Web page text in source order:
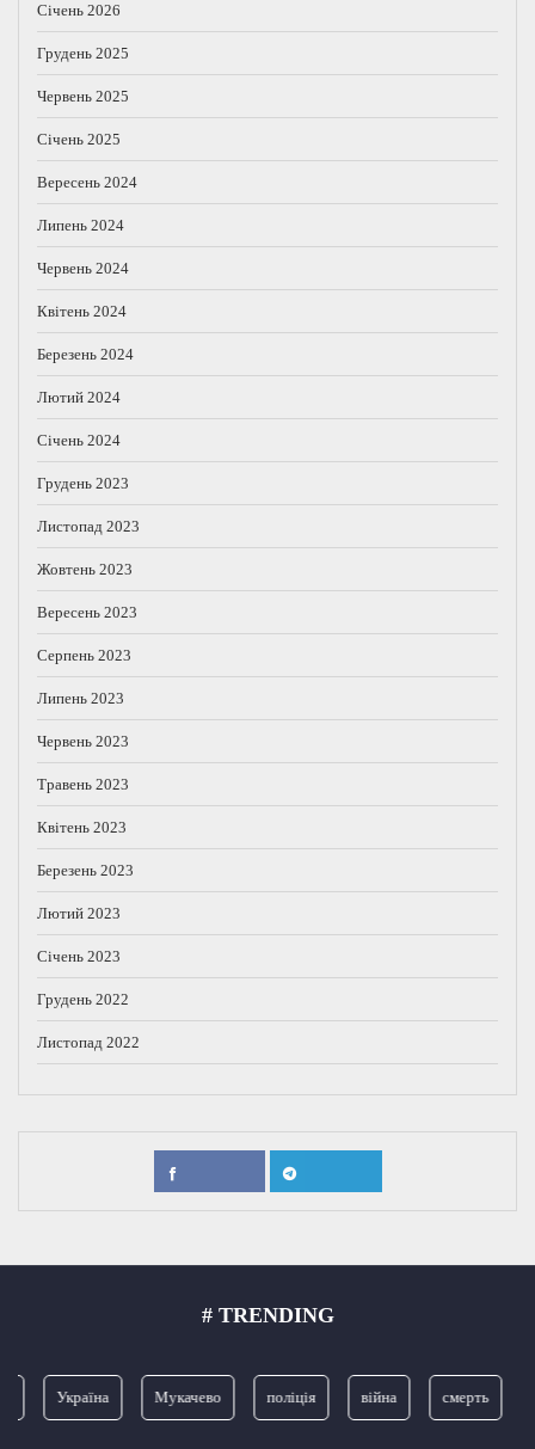
Січень 2026
Грудень 2025
Червень 2025
Січень 2025
Вересень 2024
Липень 2024
Червень 2024
Квітень 2024
Березень 2024
Лютий 2024
Січень 2024
Грудень 2023
Листопад 2023
Жовтень 2023
Вересень 2023
Серпень 2023
Липень 2023
Червень 2023
Травень 2023
Квітень 2023
Березень 2023
Лютий 2023
Січень 2023
Грудень 2022
Листопад 2022
# TRENDING
Україна Мукачево поліція війна смерть